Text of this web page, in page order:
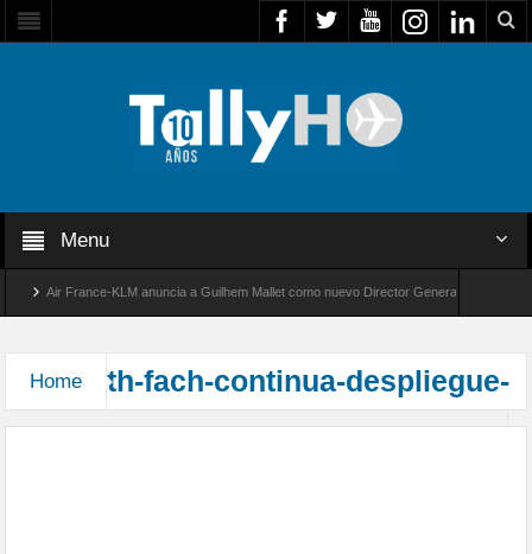
Menu
Air France-KLM anuncia a Guilhem Mallet como nuevo Director General para América
Home th-fach-continua-despliegue-